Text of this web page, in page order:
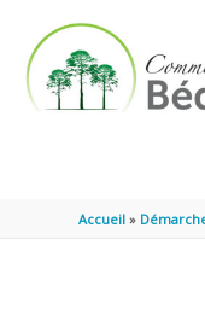
Accueil